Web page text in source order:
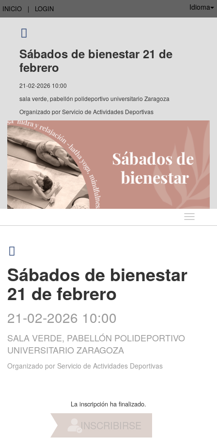
INICIO | LOGIN Idioma
Sábados de bienestar 21 de
febrero
21-02-2026 10:00
sala verde, pabellón polideportivo universitario Zaragoza
Organizado porServicio de Actividades Deportivas
Idioma
Sábados de bienestar
21 de febrero
21-02-2026 10:00
SALA VERDE, PABELLÓN POLIDEPORTIVO
UNIVERSITARIO ZARAGOZA
Organizado por Servicio de Actividades Deportivas
La inscripción ha finalizado.
INSCRIBIRSE